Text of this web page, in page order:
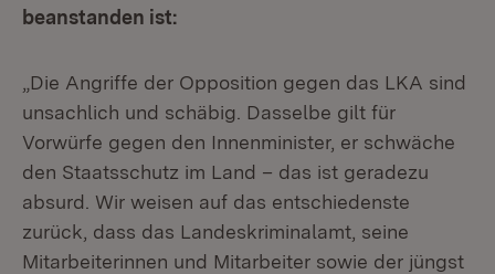
beanstanden ist:
„Die Angriffe der Opposition gegen das LKA sind
unsachlich und schäbig. Dasselbe gilt für
Vorwürfe gegen den Innenminister, er schwäche
den Staatsschutz im Land – das ist geradezu
absurd. Wir weisen auf das entschiedenste
zurück, dass das Landeskriminalamt, seine
Mitarbeiterinnen und Mitarbeiter sowie der jüngst